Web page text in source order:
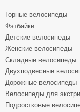
Горные велосипеды
Фэтбайки
Детские велосипеды
Женские велосипеды
Складные велосипеды
Двухподвесные
Дорожные велосипеды
Велосипеды для
Подростковые